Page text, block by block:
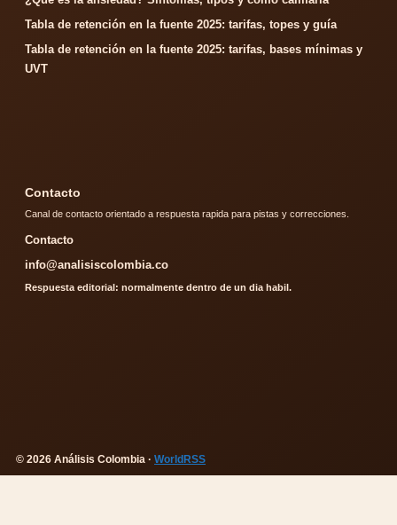
Tabla de retención en la fuente 2025: tarifas, topes y guía
Tabla de retención en la fuente 2025: tarifas, bases mínimas y
UVT
Contacto
Canal de contacto orientado a respuesta rapida para pistas y correcciones.
Contacto
info@analisiscolombia.co
Respuesta editorial: normalmente dentro de un dia habil.
© 2026 Análisis Colombia · WorldRSS